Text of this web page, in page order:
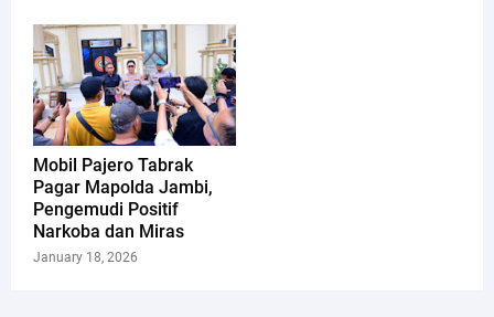
Mobil Pajero Tabrak
Pagar Mapolda Jambi,
Pengemudi Positif
Narkoba dan Miras
January 18, 2026